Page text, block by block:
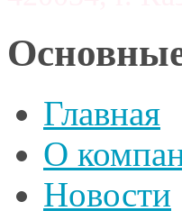
Главная
О
Новости